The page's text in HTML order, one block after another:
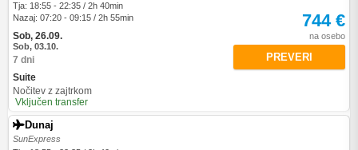
Tja: 18:55 - 22:35 / 2h 40min
Nazaj: 07:20 - 09:15 / 2h 55min
Sob, 26.09.
Sob, 03.10.
7 dni
Suite
Nočitev z zajtrkom
Vključen transfer
744 €
na osebo
PREVERI
Dunaj
SunExpress